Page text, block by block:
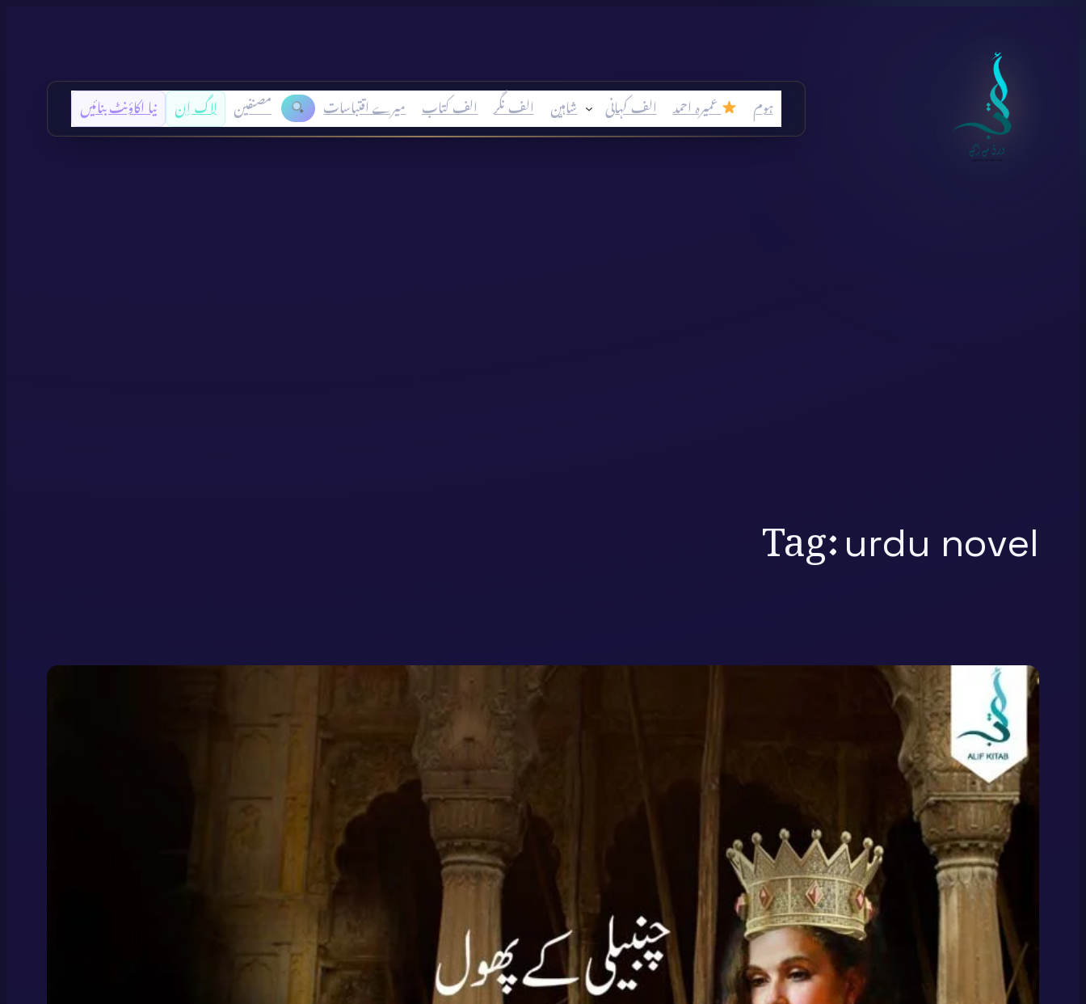
ہوم عمیرہ احمد الف کہانی شاہین الف نگر الف کتاب میرے اقتباسات مصنفین لاگ اِن نیا اکاؤنٹ بنائیں
Tag: urdu novel